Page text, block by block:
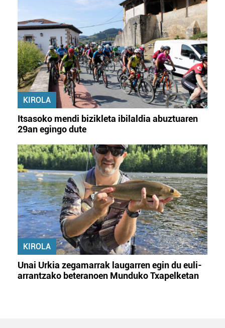
KIROLA
Itsasoko mendi bizikleta ibilaldia abuztuaren
29an egingo dute
KIROLA
Unai Urkia zegamarrak laugarren egin du euli-
arrantzako beteranoen Munduko Txapelketan